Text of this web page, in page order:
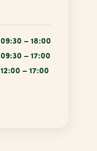
09:30 – 18:00
09:30 – 17:00
12:00 – 17:00